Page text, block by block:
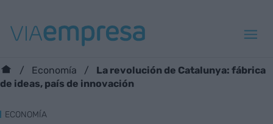
Economía
La revolución de Catalunya: fábrica
de ideas, país de innovación
ECONOMÍA